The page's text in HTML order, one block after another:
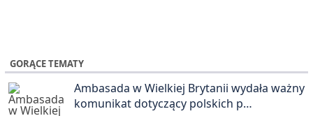
GORĄCE TEMATY
Ambasada w Wielkiej Brytanii wydała ważny
komunikat dotyczący polskich p…